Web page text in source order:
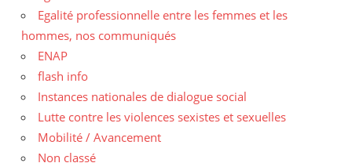
Egalité professionnelle entre les femmes et les
hommes, nos communiqués
ENAP
flash info
Instances nationales de dialogue social
Lutte contre les violences sexistes et sexuelles
Mobilité / Avancement
Non classé